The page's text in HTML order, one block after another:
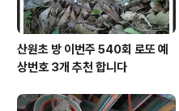
산원초 방 이번주 540회 로또 예
상번호 3개 추천 합니다